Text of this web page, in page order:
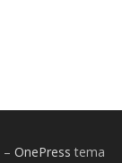
– OnePress tema